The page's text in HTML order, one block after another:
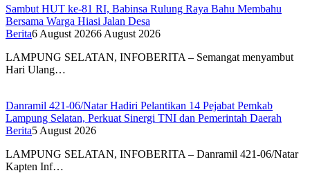
Sambut HUT ke-81 RI, Babinsa Rulung Raya Bahu Membahu
Bersama Warga Hiasi Jalan Desa
Berita6 August 20266 August 2026
LAMPUNG SELATAN, INFOBERITA – Semangat menyambut
Hari Ulang…
Danramil 421-06/Natar Hadiri Pelantikan 14 Pejabat Pemkab
Lampung Selatan, Perkuat Sinergi TNI dan Pemerintah Daerah
Berita5 August 2026
LAMPUNG SELATAN, INFOBERITA – Danramil 421-06/Natar
Kapten Inf…